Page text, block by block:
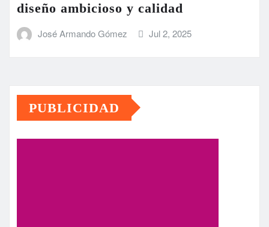
diseño ambicioso y calidad
José Armando Gómez Jul 2, 2025
PUBLICIDAD